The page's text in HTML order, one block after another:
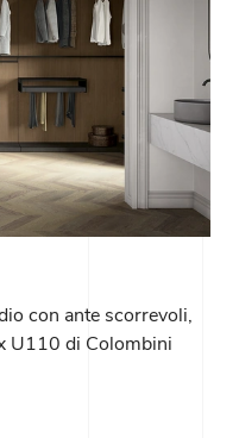
con ante scorrevoli,
U110 di Colombini